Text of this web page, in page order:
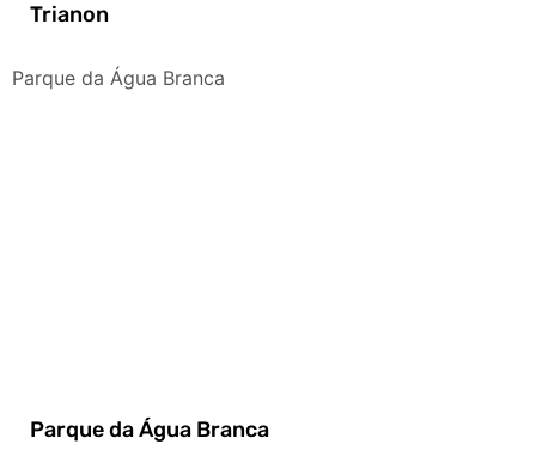
Trianon
Parque da Água Branca
Parque da Água Branca